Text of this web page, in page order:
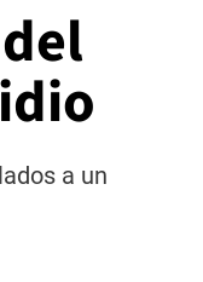
a un